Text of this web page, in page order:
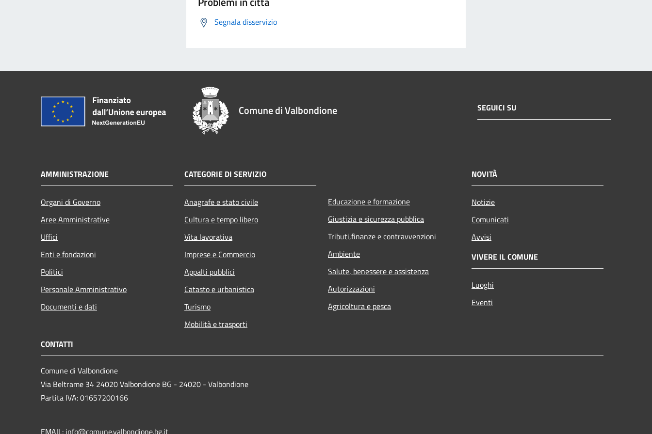
Segnala disservizio
Comune di Valbondione SEGUICI SU
AMMINISTRAZIONE
Organi di Governo
Aree Amministrative
Uffici
Enti e fondazioni
Politici
Personale Amministrativo
Documenti e dati
CATEGORIE DI SERVIZIO
Anagrafe e stato civile
Cultura e tempo libero
Vita lavorativa
Imprese e Commercio
Appalti pubblici
Catasto e urbanistica
Turismo
Mobilità e trasporti
Educazione e formazione
Giustizia e sicurezza pubblica
Tributi,finanze e contravvenzioni
Ambiente
Salute, benessere e assistenza
Autorizzazioni
Agricoltura e pesca
NOVITÀ
Notizie
Comunicati
Avvisi
VIVERE IL COMUNE
Luoghi
Eventi
CONTATTI
Comune di Valbondione
Via Beltrame 34 24020 Valbondione BG - 24020 - Valbondione
Partita IVA: 01657200166
EMAIL: info@comune.valbondione.bg.it